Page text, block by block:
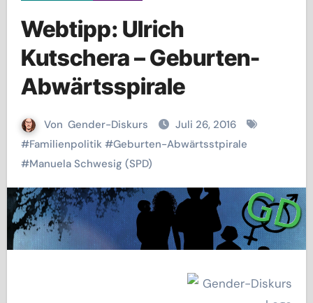
Webtipp: Ulrich
Kutschera – Geburten-
Abwärtsspirale
Von Gender-Diskurs
Juli 26, 2016
#Familienpolitik#Geburten-Abwärtsstpirale
#Manuela Schwesig (SPD)